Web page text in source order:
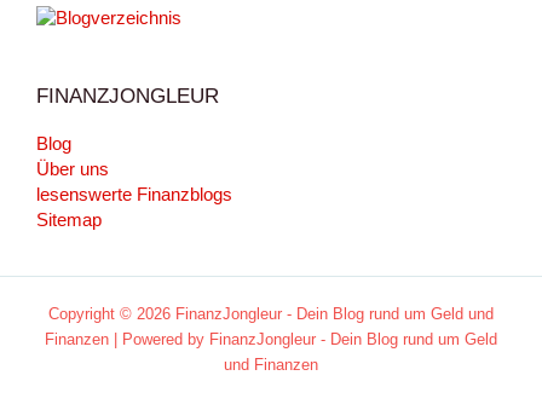
FINANZJONGLEUR
Blog
Über uns
lesenswerte Finanzblogs
Sitemap
Copyright © 2026 FinanzJongleur - Dein Blog rund um Geld und
Finanzen | Powered by FinanzJongleur - Dein Blog rund um Geld
und Finanzen